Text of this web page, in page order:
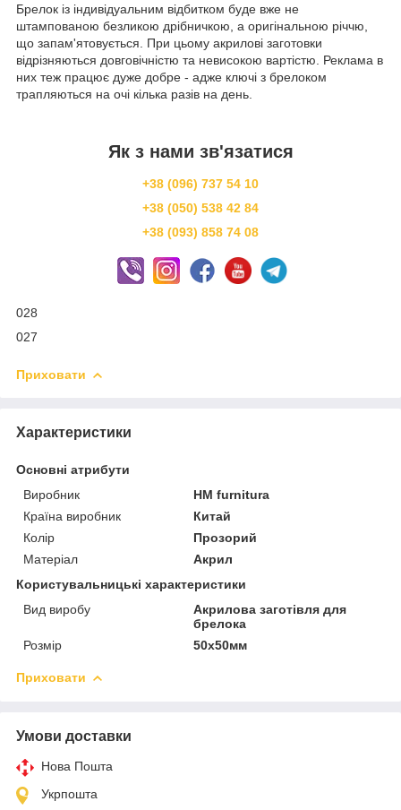
Брелок із індивідуальним відбитком буде вже не
штампованою безликою дрібничкою, а оригінальною річчю,
що запам'ятовується. При цьому акрилові заготовки
відрізняються довговічністю та невисокою вартістю. Реклама в
них теж працює дуже добре - адже ключі з брелоком
трапляються на очі кілька разів на день.
Як з нами зв'язатися
+38 (096) 737 54 10
+38 (050) 538 42 84
+38 (093) 858 74 08
028
027
Приховати
Характеристики
Основні атрибути
Виробник
HM furnitura
Країна виробник
Китай
Колір
Прозорий
Матеріал
Акрил
Користувальницькі характеристики
Вид виробу
Акрилова заготівля для
брелока
Розмір
50х50мм
Приховати
Умови доставки
Нова Пошта
Укрпошта